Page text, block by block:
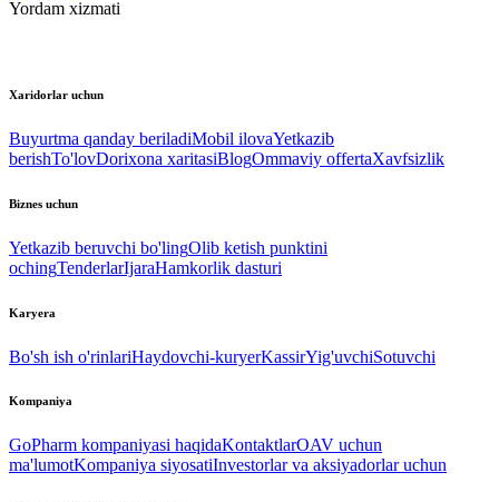
Yordam xizmati
Xaridorlar uchun
Buyurtma qanday beriladiMobil ilovaYetkazib
berishTo'lovDorixona xaritasiBlogOmmaviy offertaXavfsizlik
Biznes uchun
Yetkazib beruvchi bo'lingOlib ketish punktini
ochingTenderlarIjaraHamkorlik dasturi
Karyera
Bo'sh ish o'rinlariHaydovchi-kuryerKassirYig'uvchiSotuvchi
Kompaniya
GoPharm kompaniyasi haqidaKontaktlarOAV uchun
ma'lumotKompaniya siyosatiInvestorlar va aksiyadorlar uchun